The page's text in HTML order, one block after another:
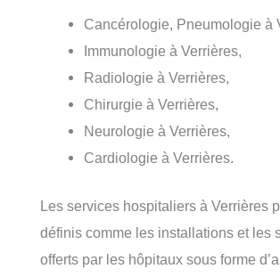
Cancérologie, Pneumologie à
Immunologie à Verrières,
Radiologie à Verrières,
Chirurgie à Verrières,
Neurologie à Verrières,
Cardiologie à Verrières.
Les services hospitaliers à Verrières
définis comme les installations et les
offerts par les hôpitaux sous forme